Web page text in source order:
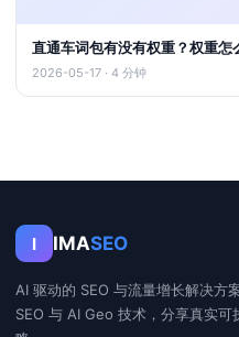
直通车词包有没有权重？权重怎
2026-05-17 · 4 分钟
I IMASEO
AI 驱动的 SEO 与流量增长解决方
SEO 与 AI Geo 技术，分享真实可